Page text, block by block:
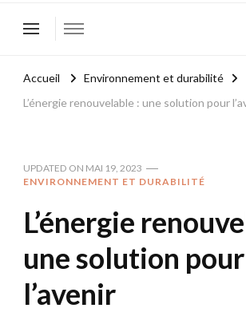
Accueil
Environnement et durabilité
L’énergie renouvelable : une solution pour
UPDATED ON MAI 19, 2023
ENVIRONNEMENT ET DURABILITÉ
L’énergie
une solution pour
l’avenir